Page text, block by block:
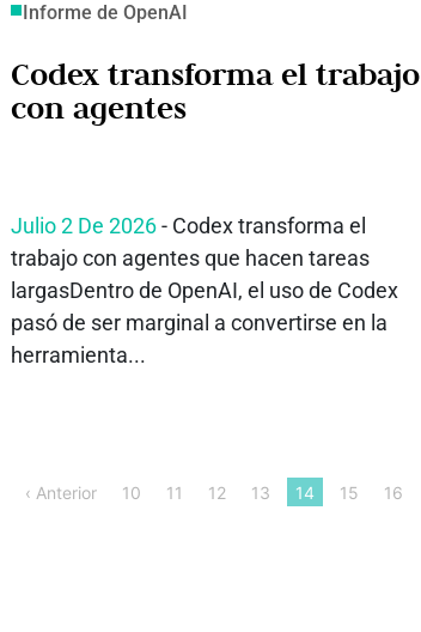
Informe de OpenAI
Codex transforma el trabajo
con agentes
Julio 2 De 2026- Codex transforma el
trabajo con agentes que hacen tareas
largasDentro de OpenAI, el uso de Codex
pasó de ser marginal a convertirse en la
herramienta...
‹ Anterior 10 11 12 13 14 15 16